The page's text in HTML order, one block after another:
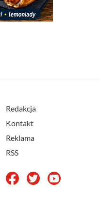
Redakcja
Kontakt
Reklama
RSS